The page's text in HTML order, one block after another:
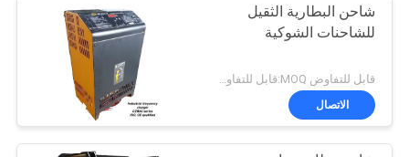
شاحن البطارية الثقيل
للشاحنات الشوكية
الاتصال